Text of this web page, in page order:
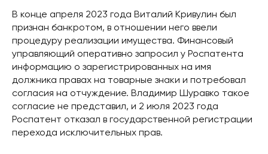
В конце апреля 2023 года Виталий Кривулин был
признан банкротом, в отношении него ввели
процедуру реализации имущества. Финансовый
управляющий оперативно запросил у Роспатента
информацию о зарегистрированных на имя
должника правах на товарные знаки и потребовал
согласия на отчуждение. Владимир Шуравко такое
согласие не представил, и 2 июля 2023 года
Роспатент отказал в государственной регистрации
перехода исключительных прав.